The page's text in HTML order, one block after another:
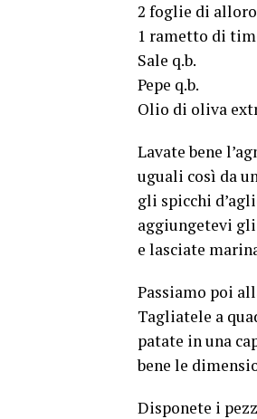
2 foglie di alloro
1 rametto di
Sale q.b.
Pepe q.b.
Olio di oliva
Lavate bene
uguali così da
gli spicchi
aggiungetevi
e lasciate
Passiamo poi
Tagliatele a
patate in una
bene le
Disponete i